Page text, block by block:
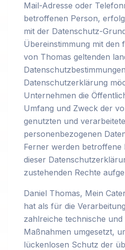
Mail-Adresse oder
betroffenen Person,
mit der Datenschutz-
Übereinstimmung mit den
von Thomas geltenden
Datenschutzerklärung
Unternehmen die
Umfang und Zweck der
genutzten und
personenbezogenen
Ferner werden betroffene
dieser
zustehenden Rechte
Daniel Thomas, Mein
hat als für die
zahlreiche technische
Maßnahmen umgesetzt,
lückenlosen Schutz der